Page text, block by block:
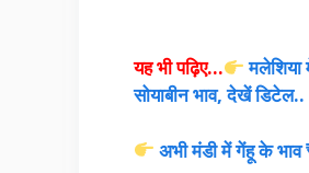
यह भी पढ़िए…
सोयाबीन भाव, देखें डिटेल..
अभी मंडी में गेंहू के